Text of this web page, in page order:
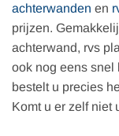
achterwanden en
prijzen.
achterwand, rvs
ook nog eens snel
bestelt u precies
Komt u er zelf niet